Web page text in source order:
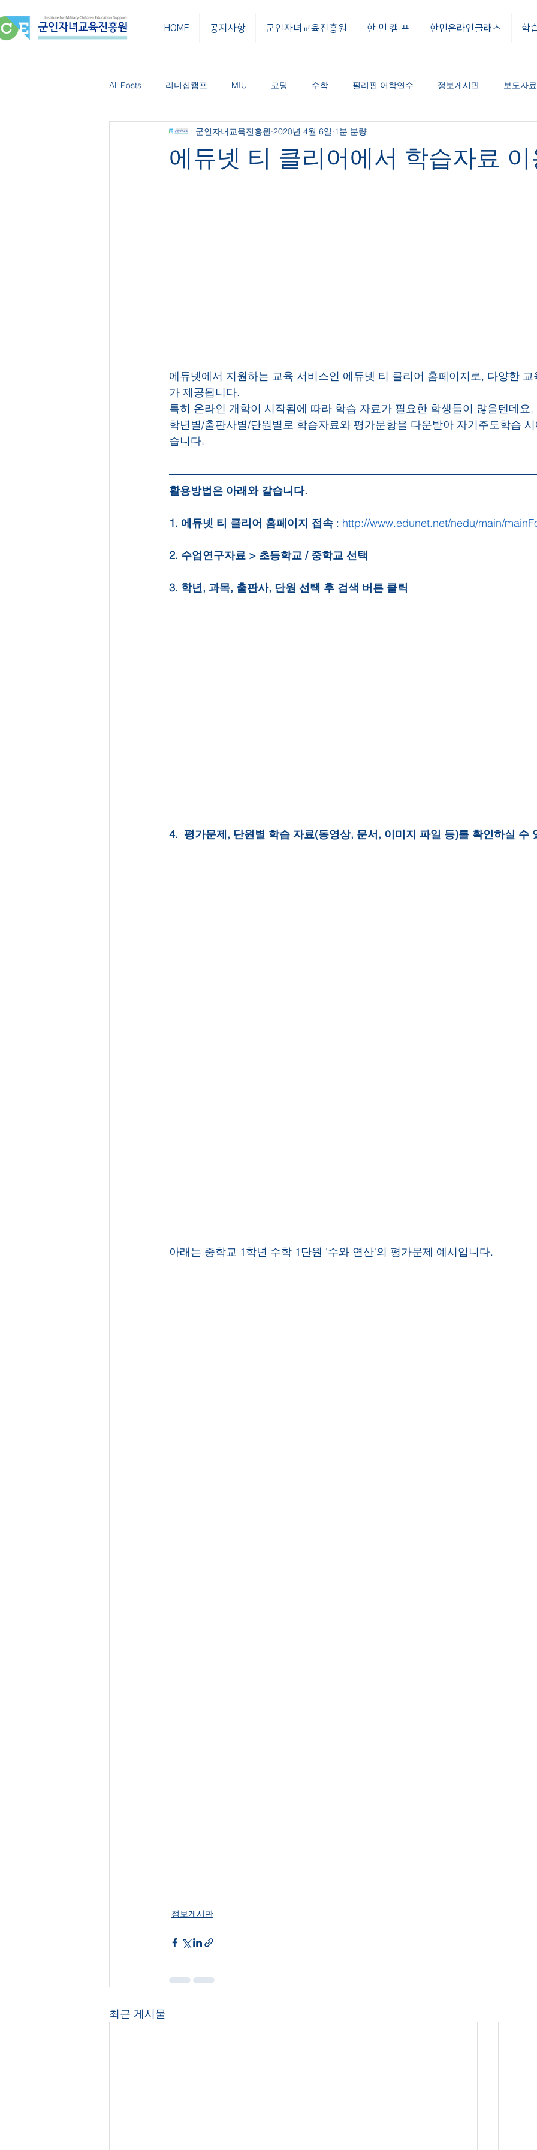
HOME 공지사항 군인자녀교육진흥원 한 민 캠 프 한민온라인클래스 학
All Posts 리더십캠프 MIU 코딩 수학 필리핀 어학연수 정보게시판 보도자료
한민클래스 보도자료 공지사항
에듀넷 티 클리어에서 학습자료 이
군인자녀교육진흥원 2020년 4월 6일 1분 분량
에듀넷에서 지원하는 교육 서비스인 에듀넷 티 클리어 홈페이지로, 다양한 교
가 제공됩니다.
특히 온라인 개학이 시작됨에 따라 학습 자료가 필요한 학생들이 많을텐데요,
학년별/출판사별/단원별로 학습자료와 평가문항을 다운받아 자기주도학습
습니다.
활용방법은 아래와 같습니다.
1. 에듀넷 티 클리어 홈페이지 접속 : http://www.edunet.net/nedu/main/
2. 수업연구자료 > 초등학교 / 중학교 선택
3. 학년, 과목, 출판사, 단원 선택 후 검색 버튼 클릭
4.  평가문제, 단원별 학습 자료(동영상, 문서, 이미지 파일 등)를 확인하실 수
아래는 중학교 1학년 수학 1단원 '수와 연산'의 평가문제 예시입니다.
정보게시판
최근 게시물